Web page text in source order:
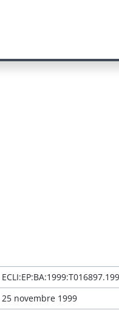
25 novembre 1999